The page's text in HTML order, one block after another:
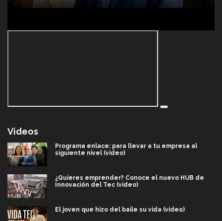
Videos
Programa enlace: para llevar a tu empresa al
siguiente nivel (video)
¿Quieres emprender? Conoce el nuevo HUB de
Innovación del Tec (video)
El joven que hizo del baile su vida (video)